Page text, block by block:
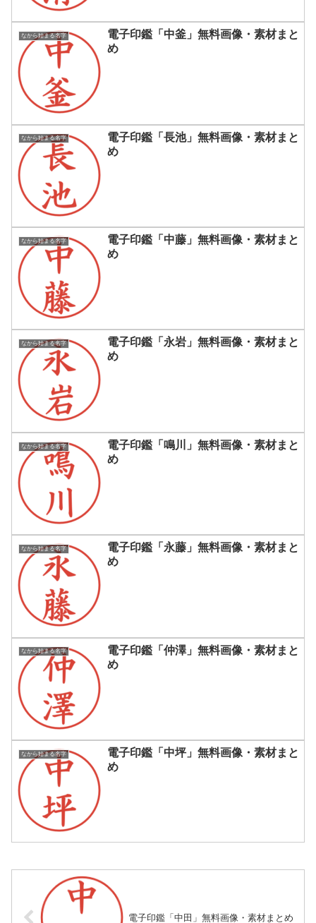
なから始まる名字
電子印鑑「中釜」無料画像・素材まと
め
なから始まる名字
電子印鑑「長池」無料画像・素材まと
め
なから始まる名字
電子印鑑「中藤」無料画像・素材まと
め
なから始まる名字
電子印鑑「永岩」無料画像・素材まと
め
なから始まる名字
電子印鑑「鳴川」無料画像・素材まと
め
なから始まる名字
電子印鑑「永藤」無料画像・素材まと
め
なから始まる名字
電子印鑑「仲澤」無料画像・素材まと
め
なから始まる名字
電子印鑑「中坪」無料画像・素材まと
め
電子印鑑「中田」無料画像・素材まとめ